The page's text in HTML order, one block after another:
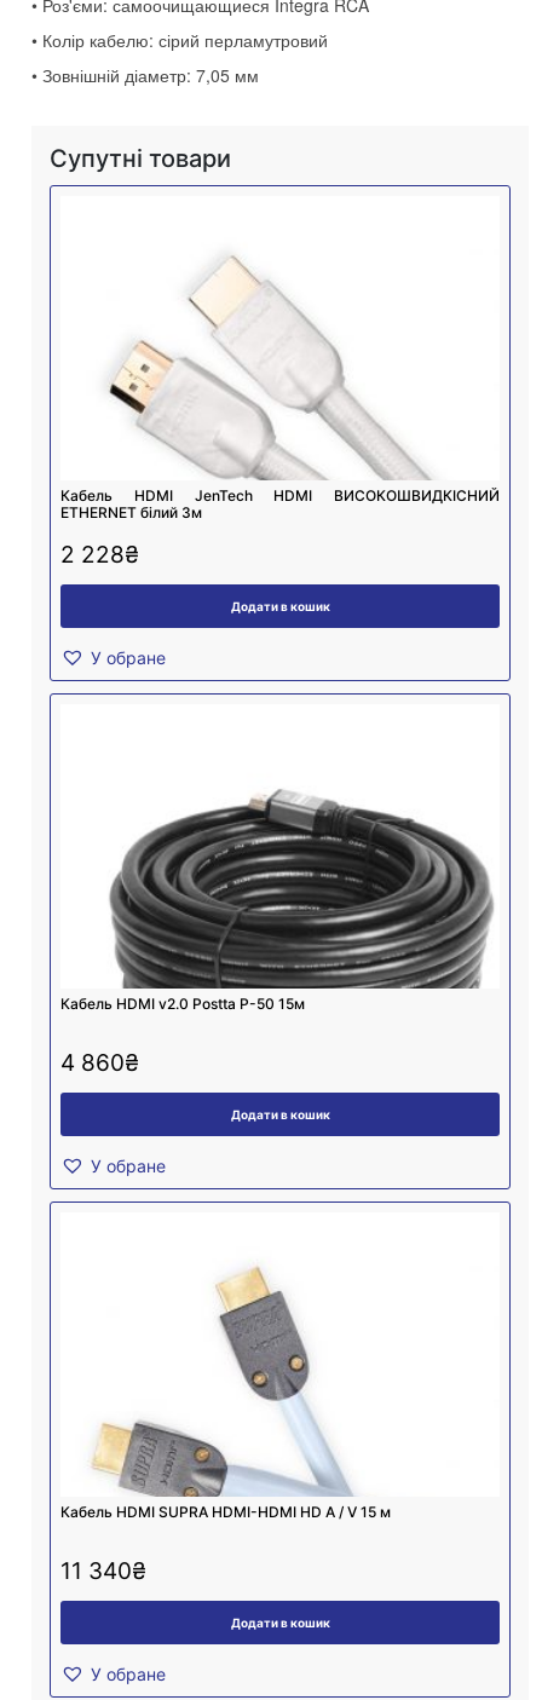
• Колір кабелю: сірий перламутровий
• Зовнішній діаметр: 7,05 мм
Супутні товари
Кабель HDMI JenTech HDMI ВИСОКОШВИДКІСНИЙ
ETHERNET білий 3м
2 228₴
Додати в кошик
У обране
Кабель HDMI v2.0 Postta P-50 15м
4 860₴
Додати в кошик
У обране
Кабель HDMI SUPRA HDMI-HDMI HD A / V 15 м
11 340₴
Додати в кошик
У обране